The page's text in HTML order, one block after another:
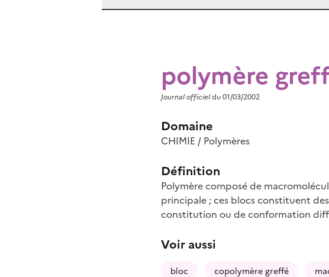
polymère
Journal officieldu 01/03/2002
Domaine
CHIMIE / Polymères
Définition
Polymère composé de
principale ; ces blocs constituent
constitution ou de conformation
Voir aussi
bloc copolymère greffé